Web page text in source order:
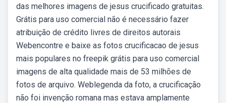
das melhores imagens de jesus crucificado gratuitas.
Grátis para uso comercial não é necessário fazer
atribuição de crédito livres de direitos autorais
Webencontre e baixe as fotos crucificacao de jesus
mais populares no freepik grátis para uso comercial
imagens de alta qualidade mais de 53 milhões de
fotos de arquivo. Weblegenda da foto, a crucificação
não foi invenção romana mas estava amplamente